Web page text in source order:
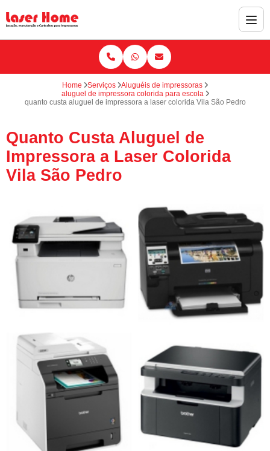
Home Serviços
Aluguéis de impressoras
aluguel de impressora colorida para escola
quanto custa aluguel de impressora a laser colorida Vila São Pedro
Quanto Custa Aluguel de
Impressora a Laser Colorida
Vila São Pedro